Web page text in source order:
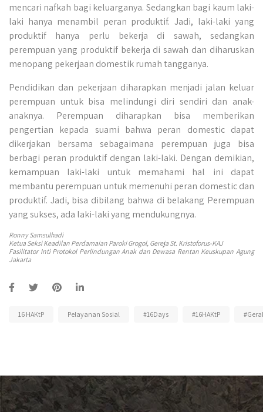
mencari nafkah bagi keluarganya. Sedangkan bagi kaum laki-
laki hanya menambil peran produktif. Jadi, laki-laki yang
produktif hanya perlu bekerja di sawah, sedangkan
perempuan yang produktif bekerja di sawah dan diharuskan
menopang pekerjaan domestik rumah tangganya.
Pendidikan dan pekerjaan diharapkan menjadi jalan keluar
perempuan untuk bisa melindungi diri sendiri dan anak-
anaknya. Perempuan diharapkan bisa memberikan
pengertian kepada suami bahwa peran domestic dapat
dikerjakan bersama sebagaimana perempuan juga bisa
berbagi peran produktif dengan laki-laki. Dengan demikian,
kemampuan laki-laki untuk memahami hal ini dapat
membantu perempuan untuk memenuhi peran domestic dan
produktif. Jadi, bisa dibilang bahwa di belakang Perempuan
yang sukses, ada laki-laki yang mendukungnya.
Ronny Samsulhadi
Ketua Seksi Keadilan Perdamaian Paroki Grogol, Gereja St. Kristoforus-KAJ
Fasilitator Inti Protokol Perlindungan Anak dan Dewasa Rentan Keuskupan Agung
Jakarta
16 HAKtP Pelayanan Sosial #16Days #16HAKtP